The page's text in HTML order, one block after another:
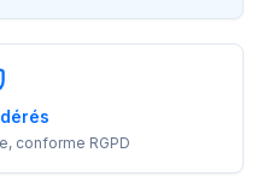
conforme RGPD